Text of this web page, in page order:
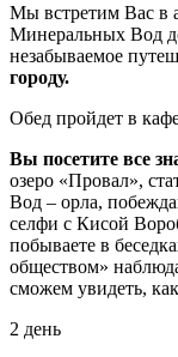
Мы встретим Вас в
Минеральных Вод
незабываемое
городу.
Обед пройдет в
Вы посетите все
озеро «Провал»,
Вод – орла,
селфи с Кисой
побываете в
обществом»
сможем увидеть,
2 день